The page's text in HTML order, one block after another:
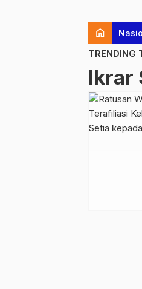
home
TRENDING
Ikrar